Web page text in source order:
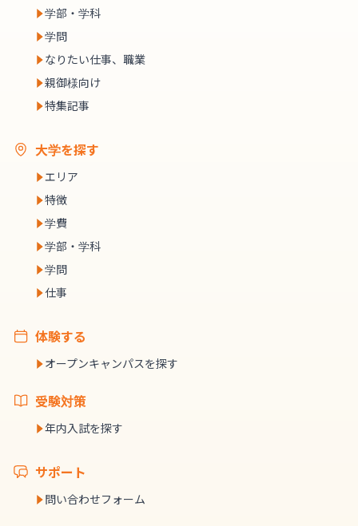
学部・学科
学問
なりたい仕事、職業
親御様向け
特集記事
大学を探す
エリア
特徴
学費
学部・学科
学問
仕事
体験する
オープンキャンパスを探す
受験対策
年内入試を探す
サポート
問い合わせフォーム